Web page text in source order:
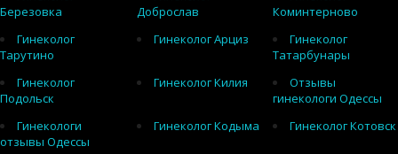
Березовка
Доброслав
Коминтерново
Гинеколог
Тарутино
Гинеколог Арциз
Гинеколог
Татарбунары
Гинеколог
Подольск
Гинеколог Килия
Отзывы
гинекологи Одессы
Гинекологи
отзывы Одессы
Гинеколог Кодыма Гинеколог Котовск